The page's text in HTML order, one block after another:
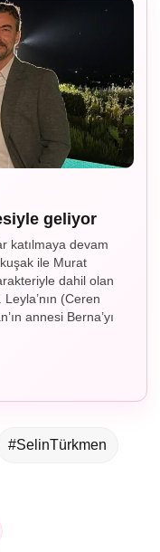
geliyor
katılmaya devam
ile Murat
dahil olan
(Ceren
annesi Berna’yı
#SelinTürkmen